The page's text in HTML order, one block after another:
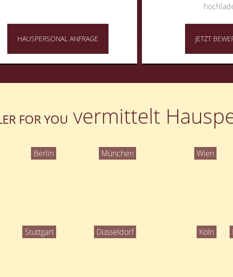
HAUSPERSONAL ANFRAGE JETZT
FOR YOU vermittelt
Berlin München Wien
Stuttgart Düsseldorf Köln